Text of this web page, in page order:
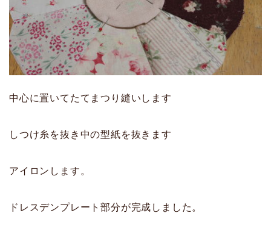
中心に置いてたてまつり縫いします
しつけ糸を抜き中の型紙を抜きます
アイロンします。
ドレスデンプレート部分が完成しました。